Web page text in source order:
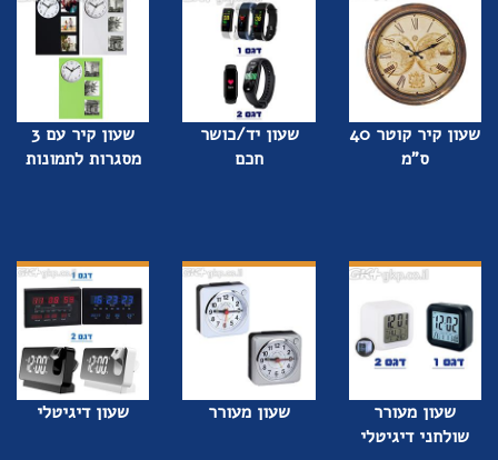
שעון קיר קוטר 40
ס"מ
שעון יד/כושר
חכם
שעון קיר עם 3
מסגרות לתמונות
שעון מעורר
שולחני דיגיטלי
שעון מעורר שעון דיגיטלי